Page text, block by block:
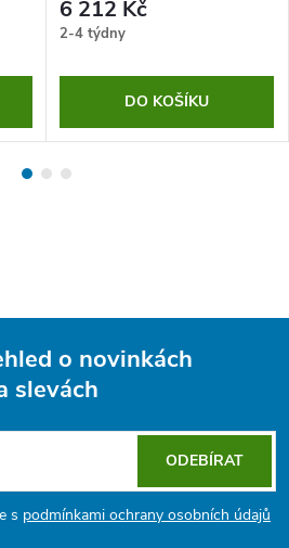
6 212 Kč
2-4 týdny
DO KOŠÍKU
o novinkách
slevách
s podmínkami ochrany osobních údajů
ODEBÍRAT